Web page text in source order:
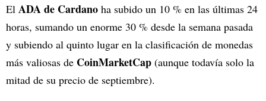
El ADA de Cardano ha subido un 10 % en las últimas 24
horas, sumando un enorme 30 % desde la semana pasada
y subiendo al quinto lugar en la clasificación de monedas
más valiosas de CoinMarketCap (aunque todavía solo la
mitad de su precio de septiembre).